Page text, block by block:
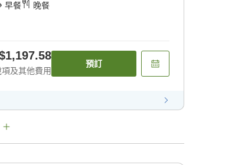
早餐 晚餐
及其他費用
預訂